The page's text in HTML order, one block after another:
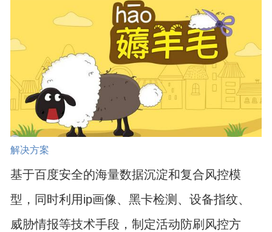
解决方案
基于百度安全的海量数据沉淀和复合风控模
型，同时利用ip画像、黑卡检测、设备指纹、
威胁情报等技术手段，制定活动防刷风控方